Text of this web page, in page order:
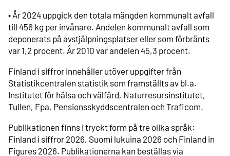
• År 2024 uppgick den totala mängden kommunalt avfall
till 456 kg per invånare. Andelen kommunalt avfall som
deponerats på avstjälpningsplatser eller som förbränts
var 1,2 procent. År 2010 var andelen 45,3 procent.
Finland i siffror innehåller utöver uppgifter från
Statistikcentralen statistik som framställts av bl.a.
Institutet för hälsa och välfärd, Naturresursinstitutet,
Tullen, Fpa, Pensionsskyddscentralen och Traficom.
Publikationen finns i tryckt form på tre olika språk:
Finland i siffror 2026, Suomi lukuina 2026 och Finland in
Figures 2026. Publikationerna kan beställas via